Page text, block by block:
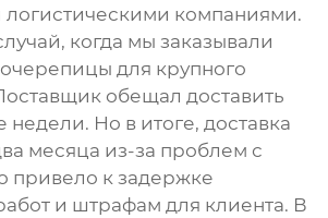
компаниями.
когда мы заказывали
для крупного
обещал доставить
недели. Но в итоге, доставка
месяца из-за проблем с
привело к задержке
и штрафам для клиента. В